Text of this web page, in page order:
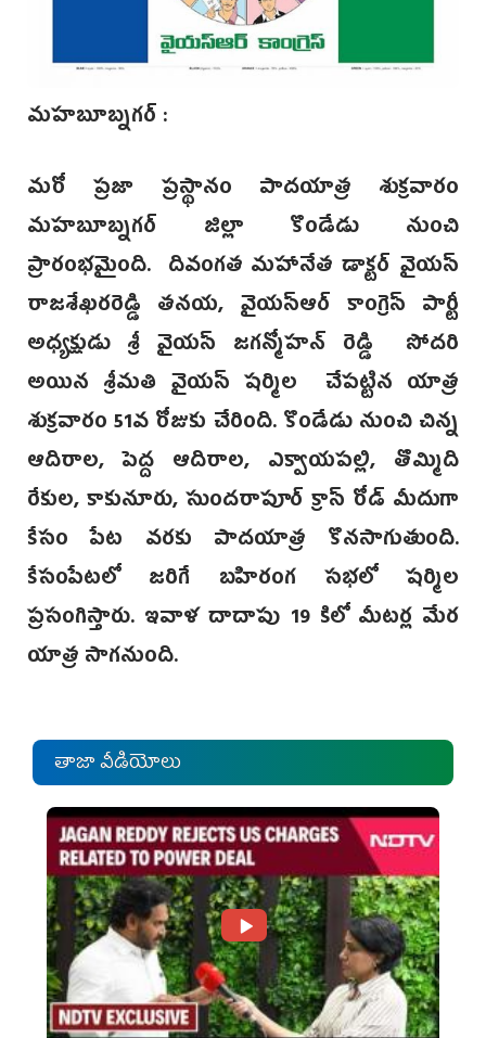
మహబూబ్నగర్ :
మరో ప్రజా ప్రస్థానం పాదయాత్ర శుక్రవారం
మహబూబ్నగర్ జిల్లా కొండేడు నుంచి
ప్రారంభమైంది. దివంగత మహానేత డాక్టర్ వైయస్
రాజశేఖరరెడ్డి తనయ, వైయస్ఆర్ కాంగ్రెస్ పార్టీ
అధ్యక్షుడు శ్రీ వైయస్ జగన్మోహన్ రెడ్డి సోదరి
అయిన శ్రీమతి వైయస్ షర్మిల చేపట్టిన యాత్ర
శుక్రవారం 51వ రోజుకు చేరింది. కొండేడు నుంచి చిన్న
ఆదిరాల, పెద్ద ఆదిరాల, ఎక్వాయపల్లి, తొమ్మిది
రేకుల, కాకునూరు, సుందరాపూర్‌ క్రాస్‌ రోడ్‌ మీదుగా
కేసం పేట వరకు పాదయాత్ర కొనసాగుతుంది.
కేసంపేటలో జరిగే బహిరంగ సభలో షర్మిల
ప్రసంగిస్తారు. ఇవాళ దాదాపు 19 కిలో మీటర్ల మేర
యాత్ర సాగనుంది.
తాజా వీడియోలు